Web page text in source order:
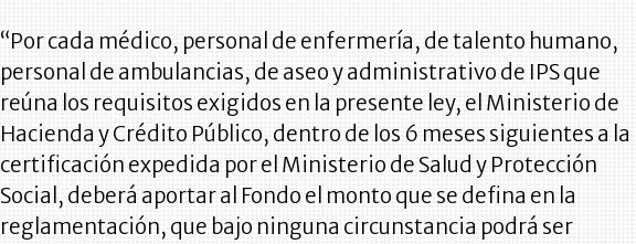
“Por cada médico, personal de enfermería, de talento humano,
personal de ambulancias, de aseo y administrativo de IPS que
reúna los requisitos exigidos en la presente ley, el Ministerio de
Hacienda y Crédito Público, dentro de los 6 meses siguientes a la
certificación expedida por el Ministerio de Salud y Protección
Social, deberá aportar al Fondo el monto que se defina en la
reglamentación, que bajo ninguna circunstancia podrá ser